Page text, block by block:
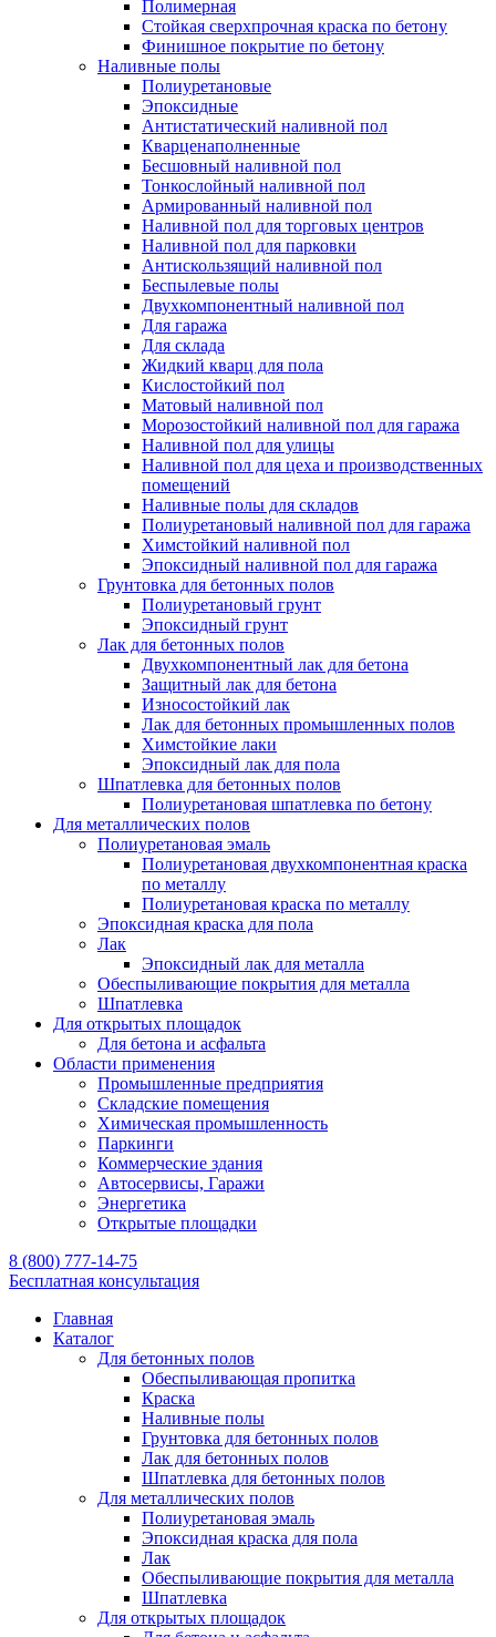
Полимерная
Стойкая сверхпрочная краска по бетону
Финишное покрытие по бетону
Наливные полы
Полиуретановые
Эпоксидные
Антистатический наливной пол
Кварценаполненные
Бесшовный наливной пол
Тонкослойный наливной пол
Армированный наливной пол
Наливной пол для торговых центров
Наливной пол для парковки
Антискользящий наливной пол
Беспылевые полы
Двухкомпонентный наливной пол
Для гаража
Для склада
Жидкий кварц для пола
Кислостойкий пол
Матовый наливной пол
Морозостойкий наливной пол для гаража
Наливной пол для улицы
Наливной пол для цеха и производственных
помещений
Наливные полы для складов
Полиуретановый наливной пол для гаража
Химстойкий наливной пол
Эпоксидный наливной пол для гаража
Грунтовка для бетонных полов
Полиуретановый грунт
Эпоксидный грунт
Лак для бетонных полов
Двухкомпонентный лак для бетона
Защитный лак для бетона
Износостойкий лак
Лак для бетонных промышленных полов
Химстойкие лаки
Эпоксидный лак для пола
Шпатлевка для бетонных полов
Полиуретановая шпатлевка по бетону
Для металлических полов
Полиуретановая эмаль
Полиуретановая двухкомпонентная краска
по металлу
Полиуретановая краска по металлу
Эпоксидная краска для пола
Лак
Эпоксидный лак для металла
Обеспыливающие покрытия для металла
Шпатлевка
Для открытых площадок
Для бетона и асфальта
Области применения
Промышленные предприятия
Складские помещения
Химическая промышленность
Паркинги
Коммерческие здания
Автосервисы, Гаражи
Энергетика
Открытые площадки
8 (800) 777-14-75
Бесплатная консультация
Главная
Каталог
Для бетонных полов
Обеспыливающая пропитка
Краска
Наливные полы
Грунтовка для бетонных полов
Лак для бетонных полов
Шпатлевка для бетонных полов
Для металлических полов
Полиуретановая эмаль
Эпоксидная краска для пола
Лак
Обеспыливающие покрытия для металла
Шпатлевка
Для открытых площадок